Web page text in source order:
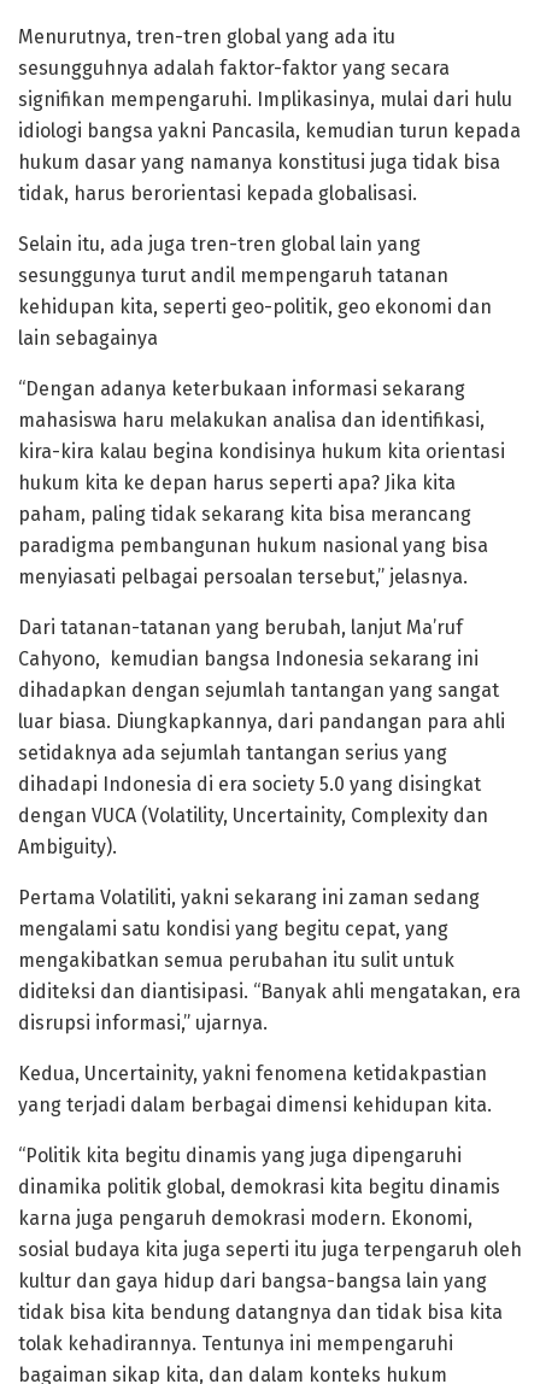
Menurutnya, tren-tren global yang ada itu
sesungguhnya adalah faktor-faktor yang secara
signifikan mempengaruhi. Implikasinya, mulai dari hulu
idiologi bangsa yakni Pancasila, kemudian turun kepada
hukum dasar yang namanya konstitusi juga tidak bisa
tidak, harus berorientasi kepada globalisasi.
Selain itu, ada juga tren-tren global lain yang
sesunggunya turut andil mempengaruh tatanan
kehidupan kita, seperti geo-politik, geo ekonomi dan
lain sebagainya
“Dengan adanya keterbukaan informasi sekarang
mahasiswa haru melakukan analisa dan identifikasi,
kira-kira kalau begina kondisinya hukum kita orientasi
hukum kita ke depan harus seperti apa? Jika kita
paham, paling tidak sekarang kita bisa merancang
paradigma pembangunan hukum nasional yang bisa
menyiasati pelbagai persoalan tersebut,” jelasnya.
Dari tatanan-tatanan yang berubah, lanjut Ma’ruf
Cahyono, kemudian bangsa Indonesia sekarang ini
dihadapkan dengan sejumlah tantangan yang sangat
luar biasa. Diungkapkannya, dari pandangan para ahli
setidaknya ada sejumlah tantangan serius yang
dihadapi Indonesia di era society 5.0 yang disingkat
dengan VUCA (Volatility, Uncertainity, Complexity dan
Ambiguity).
Pertama Volatiliti, yakni sekarang ini zaman sedang
mengalami satu kondisi yang begitu cepat, yang
mengakibatkan semua perubahan itu sulit untuk
diditeksi dan diantisipasi. “Banyak ahli mengatakan, era
disrupsi informasi,” ujarnya.
Kedua, Uncertainity, yakni fenomena ketidakpastian
yang terjadi dalam berbagai dimensi kehidupan kita.
“Politik kita begitu dinamis yang juga dipengaruhi
dinamika politik global, demokrasi kita begitu dinamis
karna juga pengaruh demokrasi modern. Ekonomi,
sosial budaya kita juga seperti itu juga terpengaruh oleh
kultur dan gaya hidup dari bangsa-bangsa lain yang
tidak bisa kita bendung datangnya dan tidak bisa kita
tolak kehadirannya. Tentunya ini mempengaruhi
bagaiman sikap kita, dan dalam konteks hukum